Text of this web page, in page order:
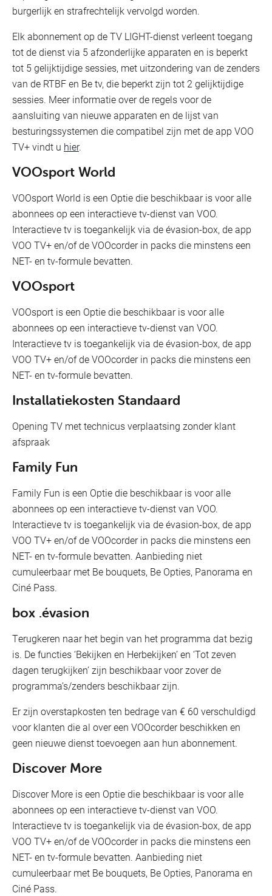
burgerlijk en strafrechtelijk vervolgd worden.
Elk abonnement op de TV LIGHT-dienst verleent toegang
tot de dienst via 5 afzonderlijke apparaten en is beperkt
tot 5 gelijktijdige sessies, met uitzondering van de zenders
van de RTBF en Be tv, die beperkt zijn tot 2 gelijktijdige
sessies. Meer informatie over de regels voor de
aansluiting van nieuwe apparaten en de lijst van
besturingssystemen die compatibel zijn met de app VOO
TV+ vindt u hier.
VOOsport World
VOOsport World is een Optie die beschikbaar is voor alle
abonnees op een interactieve tv-dienst van VOO.
Interactieve tv is toegankelijk via de évasion-box, de app
VOO TV+ en/of de VOOcorder in packs die minstens een
NET- en tv-formule bevatten.
VOOsport
VOOsport is een Optie die beschikbaar is voor alle
abonnees op een interactieve tv-dienst van VOO.
Interactieve tv is toegankelijk via de évasion-box, de app
VOO TV+ en/of de VOOcorder in packs die minstens een
NET- en tv-formule bevatten.
Installatiekosten Standaard
Opening TV met technicus verplaatsing zonder klant
afspraak
Family Fun
Family Fun is een Optie die beschikbaar is voor alle
abonnees op een interactieve tv-dienst van VOO.
Interactieve tv is toegankelijk via de évasion-box, de app
VOO TV+ en/of de VOOcorder in packs die minstens een
NET- en tv-formule bevatten. Aanbieding niet
cumuleerbaar met Be bouquets, Be Opties, Panorama en
Ciné Pass.
box .évasion
Terugkeren naar het begin van het programma dat bezig
is. De functies ‘Bekijken en Herbekijken’ en ‘Tot zeven
dagen terugkijken’ zijn beschikbaar voor zover de
programma’s/zenders beschikbaar zijn.
Er zijn overstapkosten ten bedrage van € 60 verschuldigd
voor klanten die al over een VOOcorder beschikken en
geen nieuwe dienst toevoegen aan hun abonnement.
Discover More
Discover More is een Optie die beschikbaar is voor alle
abonnees op een interactieve tv-dienst van VOO.
Interactieve tv is toegankelijk via de évasion-box, de app
VOO TV+ en/of de VOOcorder in packs die minstens een
NET- en tv-formule bevatten. Aanbieding niet
cumuleerbaar met Be bouquets, Be Opties, Panorama en
Ciné Pass.